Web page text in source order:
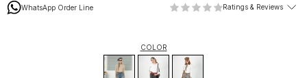
WhatsApp Order Line Ratings & Reviews
COLOR